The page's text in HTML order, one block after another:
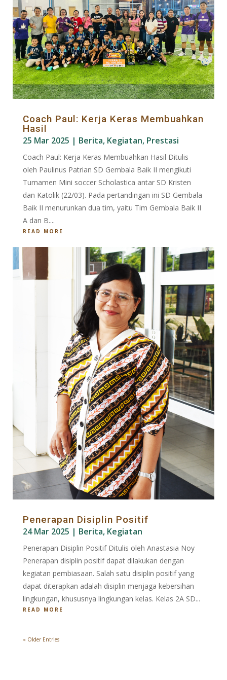
Coach Paul: Kerja Keras Membuahkan
Hasil
25 Mar 2025 | Berita, Kegiatan, Prestasi
Coach Paul: Kerja Keras Membuahkan Hasil Ditulis
oleh Paulinus Patrian SD Gembala Baik II mengikuti
Turnamen Mini soccer Scholastica antar SD Kristen
dan Katolik (22/03). Pada pertandingan ini SD Gembala
Baik II menurunkan dua tim, yaitu Tim Gembala Baik II
A dan B....
READ MORE
Penerapan Disiplin Positif
24 Mar 2025 | Berita, Kegiatan
Penerapan Disiplin Positif Ditulis oleh Anastasia Noy
Penerapan disiplin positif dapat dilakukan dengan
kegiatan pembiasaan. Salah satu disiplin positif yang
dapat diterapkan adalah disiplin menjaga kebersihan
lingkungan, khususnya lingkungan kelas. Kelas 2A SD...
READ MORE
« Older Entries